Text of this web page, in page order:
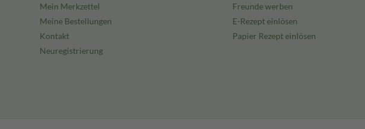
Mein Merkzettel
Meine Bestellungen
Kontakt
Neuregistrierung
Freunde werben
E-Rezept einlösen
Papier Rezept einlösen